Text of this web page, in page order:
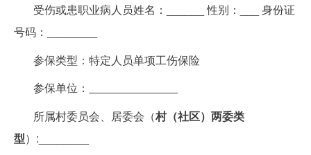
受伤或患职业病人员姓名：______ 性别：___ 身份证
号码：________
参保类型：特定人员单项工伤保险
参保单位：
所属村委员会、居委会（村（社区）两委类
型）:________